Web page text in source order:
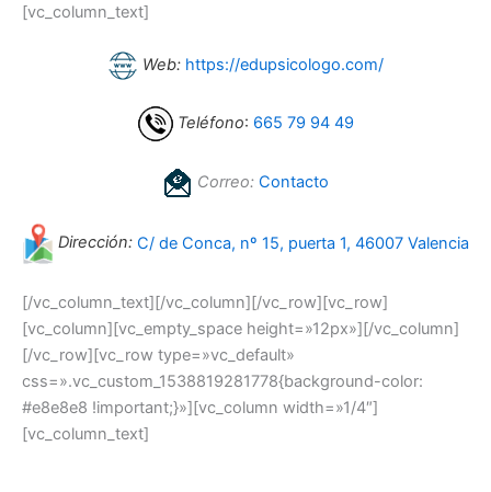
[vc_column_text]
Web: https://edupsicologo.com/
Teléfono: 665 79 94 49
Correo: Contacto
Dirección: C/ de Conca, nº 15, puerta 1, 46007 Valencia
[/vc_column_text][/vc_column][/vc_row][vc_row]
[vc_column][vc_empty_space height=»12px»][/vc_column]
[/vc_row][vc_row type=»vc_default»
css=».vc_custom_1538819281778{background-color:
#e8e8e8 !important;}»][vc_column width=»1/4″]
[vc_column_text]